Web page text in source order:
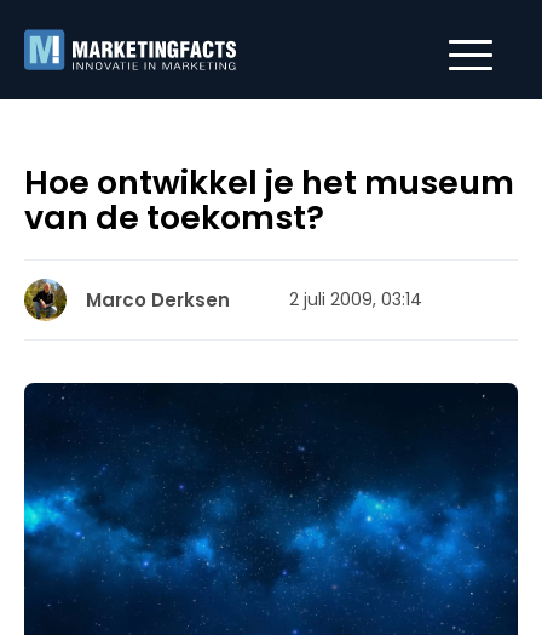
Hoe ontwikkel je het museum
van de toekomst?
Marco Derksen 2 juli 2009, 03:14